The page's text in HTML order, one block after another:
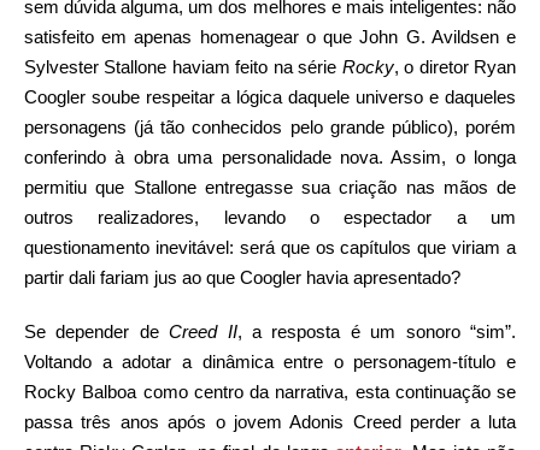
sem dúvida alguma, um dos melhores e mais inteligentes: não
satisfeito em apenas homenagear o que John G. Avildsen e
Sylvester Stallone haviam feito na série Rocky, o diretor Ryan
Coogler soube respeitar a lógica daquele universo e daqueles
personagens (já tão conhecidos pelo grande público), porém
conferindo à obra uma personalidade nova. Assim, o longa
permitiu que Stallone entregasse sua criação nas mãos de
outros realizadores, levando o espectador a um
questionamento inevitável: será que os capítulos que viriam a
partir dali fariam jus ao que Coogler havia apresentado?
Se depender deCreed II, a resposta é um sonoro “sim”.
Voltando a adotar a dinâmica entre o personagem-título e
Rocky Balboa como centro da narrativa, esta continuação se
passa três anos após o jovem Adonis Creed perder a luta